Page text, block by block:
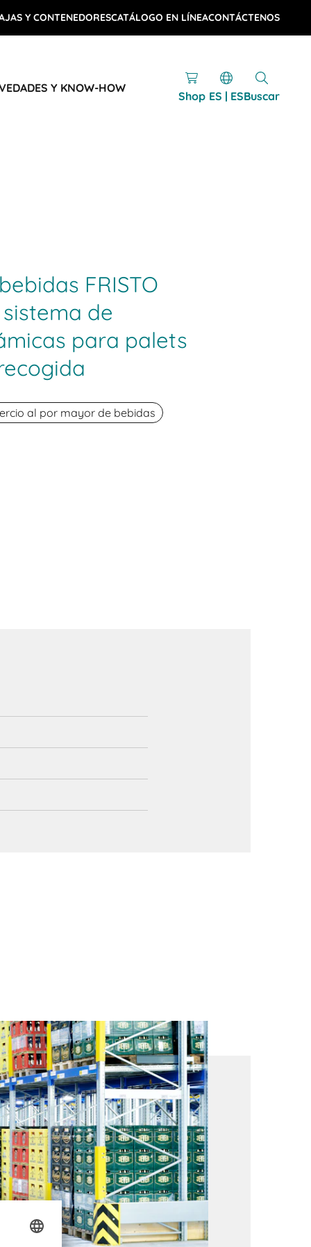
Y CONTENEDORESCATÁLOGO EN LÍNEACONTÁCTENOS
Y KNOW-HOW
Shop ES | ESBuscar
FRISTO
de
para palets
al por mayor de bebidas